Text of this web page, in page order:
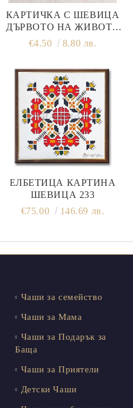
КАРТИЧКА С ШЕВИЦА
ДЪРВОТО НА ЖИВОТА
ЧЕСТИТ ПРАЗНИК
€4.50 8.80 лв.
ЕЛБЕТИЦА КАРТИНА
ШЕВИЦА 233
€75.00
146.69 лв.
Чаши за семейство
Чаши за Мама
Чаши за Подарък за
Баща
Чаши за Приятели
Детски Чаши